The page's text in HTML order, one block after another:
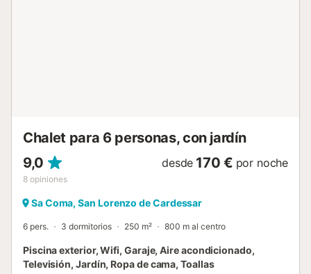
Chalet para 6 personas, con jardín
9,0
8 opiniones
desde 170 € por noche
Sa Coma, San Lorenzo de Cardessar
6 pers. 3 dormitorios 250 m² 800 m al centro
Piscina exterior, Wifi, Garaje, Aire acondicionado,
Televisión, Jardín, Ropa de cama, Toallas